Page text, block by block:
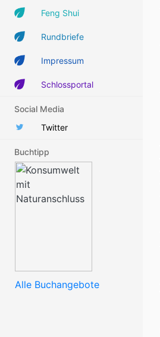
Feng Shui
Rundbriefe
Impressum
Schlossportal
Social Media
Twitter
Buchtipp
Alle Buchangebote